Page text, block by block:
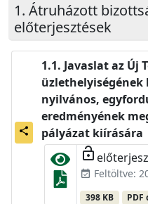
Átruházott
előterjesztések
share
Javaslat az Új
üzlethelyiségének
nyilvános,
eredményének
pályázat kiírására
lock_open
event_available Feltöltve:
398 KB